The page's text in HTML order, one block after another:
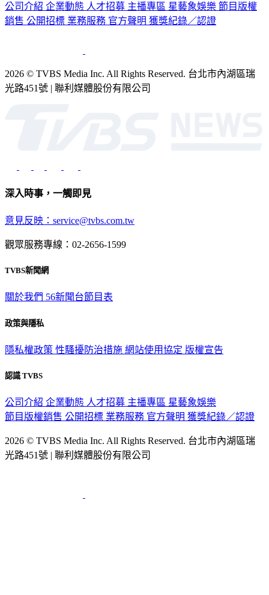
公司介紹 企業動態 人才招募 主播專區 星藝象娛樂 節目版權
銷售 公開招標 業務服務 官方聲明 獲獎紀錄／認證
2026 © TVBS Media Inc. All Rights Reserved. 台北市內湖區瑞
光路451號 | 聯利媒體股份有限公司
深入時事，一觸即見
意見反映：service@tvbs.com.tw
觀眾服務專線：02-2656-1599
TVBS新聞網
關於我們 56新聞台節目表
政策與隱私
隱私權政策 性騷擾防治措施 網站使用協定 版權宣告
認識 TVBS
公司介紹 企業動態 人才招募 主播專區 星藝象娛樂
節目版權銷售 公開招標 業務服務 官方聲明 獲獎紀錄／認證
2026 © TVBS Media Inc. All Rights Reserved. 台北市內湖區瑞
光路451號 | 聯利媒體股份有限公司